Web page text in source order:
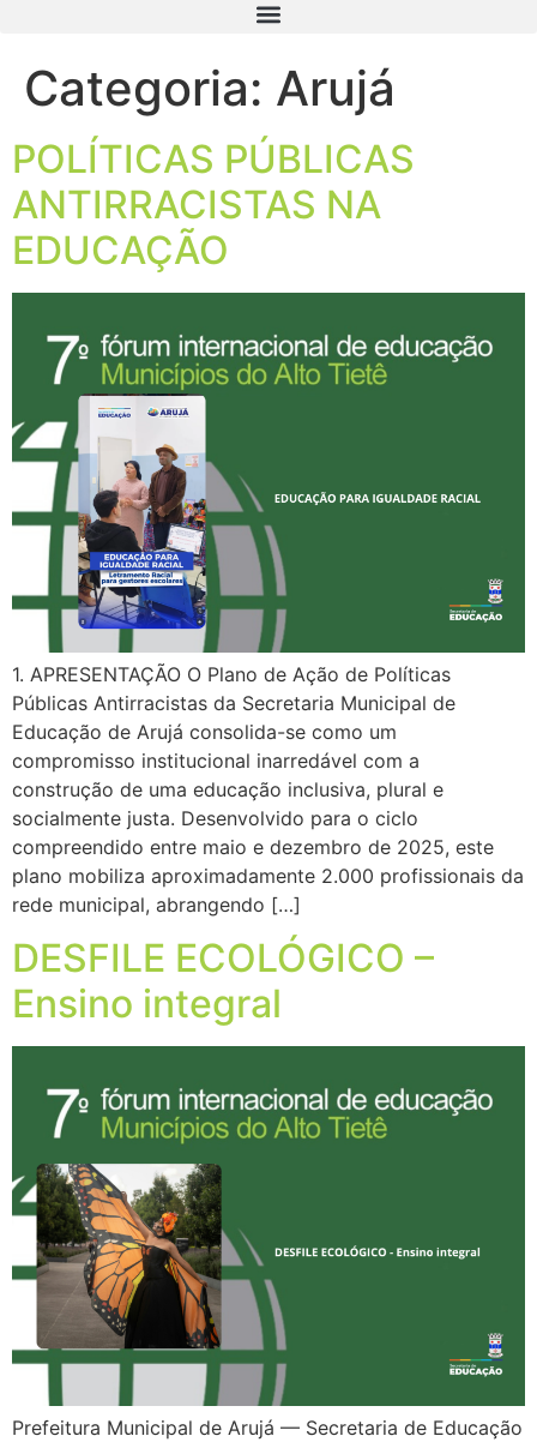
Categoria: Arujá
POLÍTICAS PÚBLICAS
ANTIRRACISTAS NA
EDUCAÇÃO
1. APRESENTAÇÃO O Plano de Ação de Políticas
Públicas Antirracistas da Secretaria Municipal de
Educação de Arujá consolida-se como um
compromisso institucional inarredável com a
construção de uma educação inclusiva, plural e
socialmente justa. Desenvolvido para o ciclo
compreendido entre maio e dezembro de 2025, este
plano mobiliza aproximadamente 2.000 profissionais da
rede municipal, abrangendo […]
DESFILE ECOLÓGICO –
Ensino integral
Prefeitura Municipal de Arujá — Secretaria de Educação